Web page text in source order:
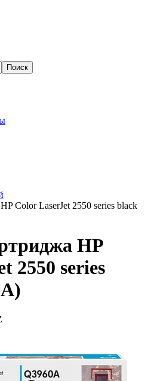
Поиск
Color LaserJet 2550 series black
HP
2550 series